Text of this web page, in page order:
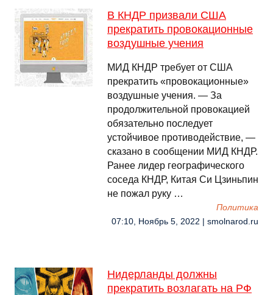
В КНДР призвали США
прекратить провокационные
воздушные учения
МИД КНДР требует от США
прекратить «провокационные»
воздушные учения. — За
продолжительной провокацией
обязательно последует
устойчивое противодействие, —
сказано в сообщении МИД КНДР.
Ранее лидер географического
соседа КНДР, Китая Си Цзиньпин
не пожал руку …
Политика
07:10, Ноябрь 5, 2022 | smolnarod.ru
Нидерланды должны
прекратить возлагать на РФ